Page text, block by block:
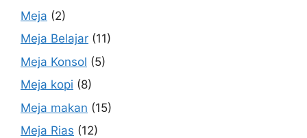
Meja (2)
Meja Belajar (11)
Meja Konsol (5)
Meja kopi (8)
Meja makan (15)
Meja Rias (12)